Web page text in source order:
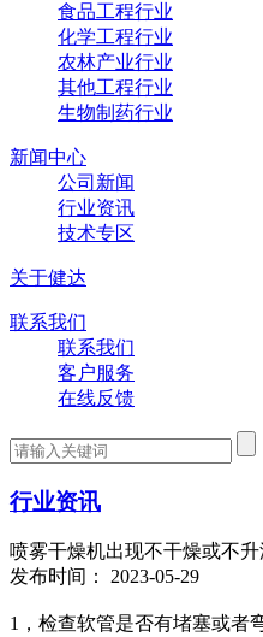
食品工程行业
化学工程行业
农林产业行业
其他工程行业
生物制药行业
新闻中心
公司新闻
行业资讯
技术专区
关于健达
联系我们
联系我们
客户服务
在线反馈
行业资讯
喷雾干燥机出现不干燥或不升
发布时间： 2023-05-29
1，检查软管是否有堵塞或者